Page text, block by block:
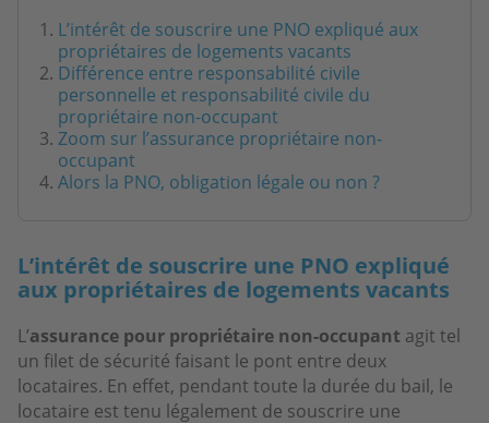
L’intérêt de souscrire une PNO expliqué aux
propriétaires de logements vacants
Différence entre responsabilité civile
personnelle et responsabilité civile du
propriétaire non-occupant
Zoom sur l’assurance propriétaire non-
occupant
Alors la PNO, obligation légale ou non ?
L’intérêt de souscrire une PNO expliqué
aux propriétaires de logements vacants
L’assurance pour propriétaire non-occupant agit tel
un filet de sécurité faisant le pont entre deux
locataires. En effet, pendant toute la durée du bail, le
locataire est tenu légalement de souscrire une